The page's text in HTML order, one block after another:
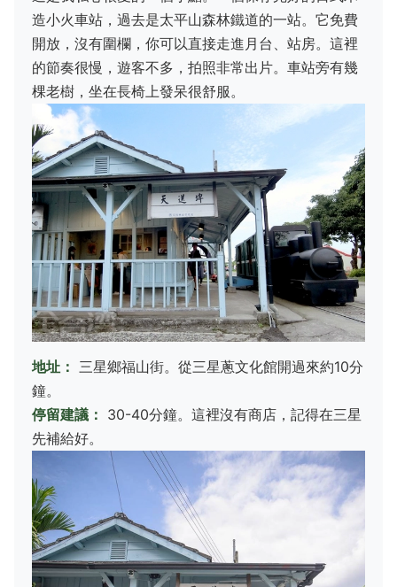
造小火車站，過去是太平山森林鐵道的一站。它免費
開放，沒有圍欄，你可以直接走進月台、站房。這裡
的節奏很慢，遊客不多，拍照非常出片。車站旁有幾
棵老樹，坐在長椅上發呆很舒服。
地址： 三星鄉福山街。從三星蔥文化館開過來約10分
鐘。
停留建議： 30-40分鐘。這裡沒有商店，記得在三星
先補給好。